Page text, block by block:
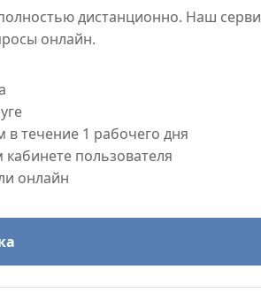
дистанционно. Наш
онлайн.
в течение 1 рабочего дня
пользователя
онлайн